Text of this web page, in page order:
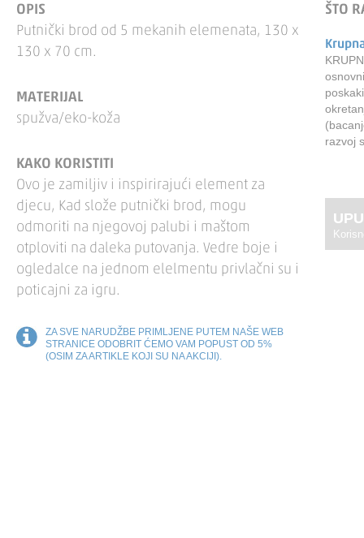
OPIS
Putnički brod od 5 mekanih elemenata, 130 x
130 x 70 cm.
MATERIJAL
spužva/eko-koža
KAKO KORISTITI
Ovo je zamiljiv i inspirirajući element za
djecu, Kad slože putnički brod, mogu
odmoriti na njegovoj palubi i maštom
otploviti na daleka putovanja. Vedre boje i
ogledalce na jednom elelmentu privlačni su i
poticajni za igru.
ZA SVE NARUDŽBE PRIMLJENE PUTEM NAŠE WEB
STRANICE ODOBRIT ĆEMO VAM POPUST OD 5%
(OSIM ZA ARTIKLE KOJI SU NA AKCIJI).
ŠTO
razvoj